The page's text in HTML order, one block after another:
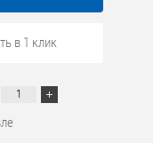
в 1 клик